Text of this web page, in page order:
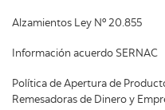
Alzamientos Ley Nº 20.855
Información acuerdo SERNAC
Política de Apertura de
Remesadoras de Dinero y